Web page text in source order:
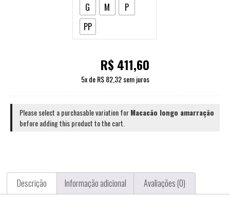
G M
P
PP
R$ 411,60
5x deR$82,32sem juros
Please select a purchasable variation forMacacão longo amarração
before adding this product to the cart.
Descrição Informação adicional Avaliações (0)